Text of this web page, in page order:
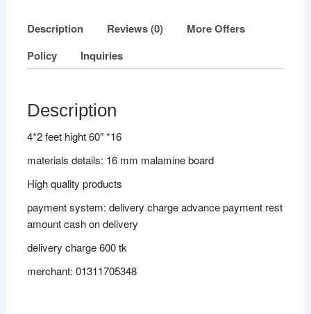
Description Reviews (0)
More Offers
Policy
Inquiries
Description
4*2 feet hight 60″ *16
materials details: 16 mm malamine board
High quality products
payment system: delivery charge advance payment rest
amount cash on delivery
delivery charge 600 tk
merchant: 01311705348